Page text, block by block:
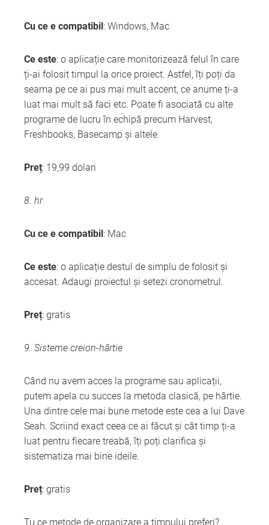
Cu ce e compatibil: Windows, Mac
Ce este: o aplicație care monitorizează felul în care
ți-ai folosit timpul la orice proiect. Astfel, îți poți da
seama pe ce ai pus mai mult accent, ce anume ți-a
luat mai mult să faci etc. Poate fi asociată cu alte
programe de lucru în echipă precum Harvest,
Freshbooks, Basecamp și altele.
Preț: 19,99 dolari
8. hr
Cu ce e compatibil: Mac
Ce este: o aplicație destul de simplu de folosit și
accesat. Adaugi proiectul și setezi cronometrul.
Preț: gratis
9. Sisteme creion-hârtie
Când nu avem acces la programe sau aplicații,
putem apela cu succes la metoda clasică, pe hârtie.
Una dintre cele mai bune metode este cea a lui Dave
Seah. Scriind exact ceea ce ai făcut și cât timp ți-a
luat pentru fiecare treabă, îți poți clarifica și
sistematiza mai bine ideile.
Preț: gratis
Tu ce metode de organizare a timpului preferi?